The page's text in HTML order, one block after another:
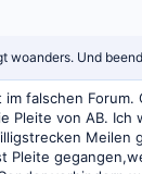
woanders. Und
falschen
Pleite von AB.
Meilen
Pleite